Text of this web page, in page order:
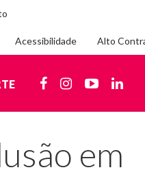
Acessibilidade Alto
FACEBOOK
em